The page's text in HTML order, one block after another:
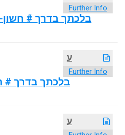
Further Info
בלכתך בדרך #
ע
Further Info
בלכתך בדרך #
ע